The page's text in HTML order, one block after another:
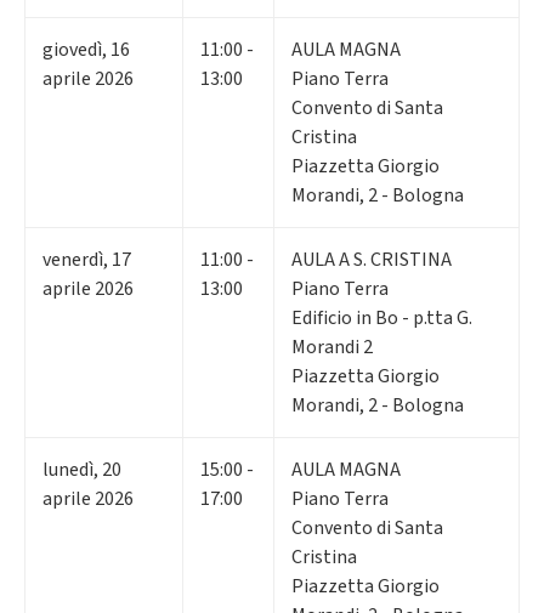
giovedì, 16
aprile 2026
11:00 -
13:00
AULA MAGNA
Piano Terra
Convento di Santa
Cristina
Piazzetta Giorgio
Morandi, 2 - Bologna
venerdì, 17
aprile 2026
11:00 -
13:00
AULA A S. CRISTINA
Piano Terra
Edificio in Bo - p.tta G.
Morandi 2
Piazzetta Giorgio
Morandi, 2 - Bologna
lunedì, 20
aprile 2026
15:00 -
17:00
AULA MAGNA
Piano Terra
Convento di Santa
Cristina
Piazzetta Giorgio